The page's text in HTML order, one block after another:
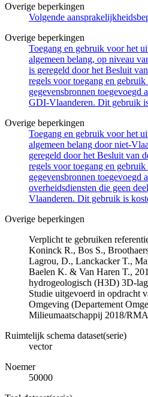
Overige beperkingen
Volgende
Overige beperkingen
Toegang en gebruik voor het
algemeen belang, op niveau
is geregeld door het Besluit
regels voor toegang en
gegevensbronnen toegevoegd
GDI-Vlaanderen. Dit gebruik
Overige beperkingen
Toegang en gebruik voor het
algemeen belang door niet-
geregeld door het Besluit van
regels voor toegang en
gegevensbronnen toegevoegd
overheidsdiensten die geen
Vlaanderen. Dit gebruik is
Overige beperkingen
Verplicht te gebruiken
Koninck R., Bos S.,
Lagrou, D., Lanckacker T.,
Baelen K. & Van Haren T.,
hydrogeologisch (H3D) 3D-
Studie uitgevoerd in opdracht
Omgeving (Departement
Milieumaatschappij 2018/
Ruimtelijk schema dataset(serie)
vector
Noemer
50000